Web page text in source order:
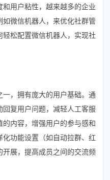
用户粘性，越来越多的企业
微信机器人，来优化社群管
松配置微信机器人，实现社
，拥有庞大的用户基础。通
复用户问题，减轻人工客服
内容，增强用户的参与感和
功能设置（如自动拉群、红
展，提高成员之间的交流频